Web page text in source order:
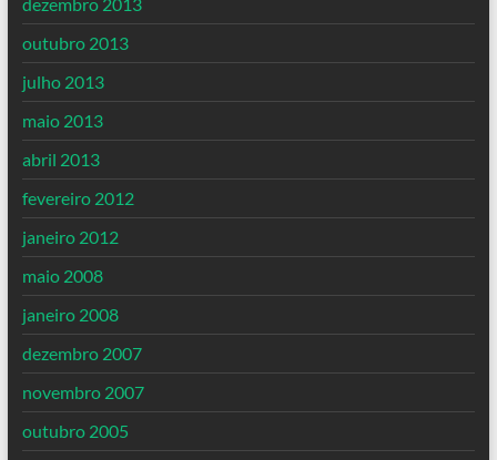
outubro 2013
julho 2013
maio 2013
abril 2013
fevereiro 2012
janeiro 2012
maio 2008
janeiro 2008
dezembro 2007
novembro 2007
outubro 2005